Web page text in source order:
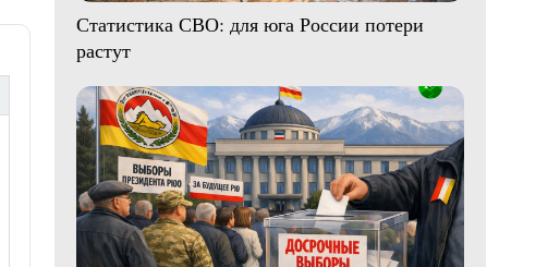
Статистика СВО: для юга России потери
растут